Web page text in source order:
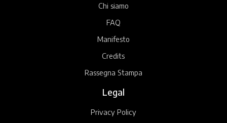
Chi siamo
FAQ
Manifesto
Credits
Rassegna Stampa
Legal
Privacy Policy